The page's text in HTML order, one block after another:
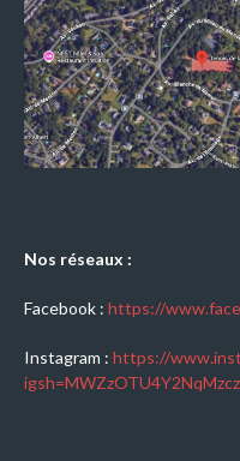
Nos réseaux :
Facebook : https://
Instagram : https://